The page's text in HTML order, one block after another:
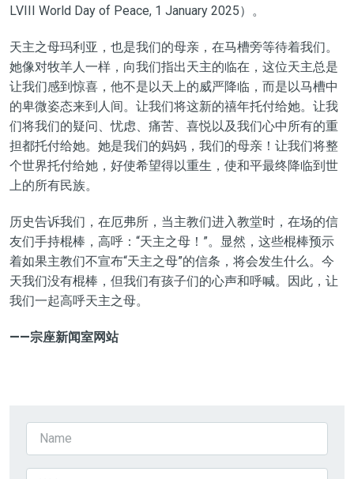
LVIII World Day of Peace, 1 January 2025）。
天主之母玛利亚，也是我们的母亲，在马槽旁等待着我们。
她像对牧羊人一样，向我们指出天主的临在，这位天主总是
让我们感到惊喜，他不是以天上的威严降临 ，而是以马槽中
的卑微姿态来到人间。让我们将这新的禧年托付给她。让我
们将我们的疑问 、忧虑、 痛苦、喜悦以及我们心中所有的重
担都托付给她。她是我们的妈妈，我们的母亲！让我们将整
个世界托付给她， 好使希望得以重生， 使和平最终降临到世
上的所有民族。
历史告诉我们，在厄弗所，当主教们进入教堂时，在场的信
友们手持棍棒，高呼： “天主之母！ ”。显然，这些棍棒预示
着如果主教们不宣布“天主之母”的信条，将会发生什么。今
天我们没有棍棒，但我们有孩子们的心声和呼喊。因此，让
我们一起高呼天主之母。
——宗座新闻室网站